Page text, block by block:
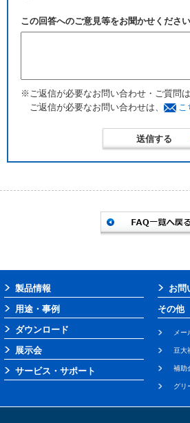
この回答へのご意見等をお聞かせください
※ご返信が必要なお問い合わせ・ご質問は
ご返信が必要なお問い合わせは、
こ
製品情報
用途・事例
ダウンロード
展示会
サービス・サポート
お問
その他
メー
豆大
補助
グリ